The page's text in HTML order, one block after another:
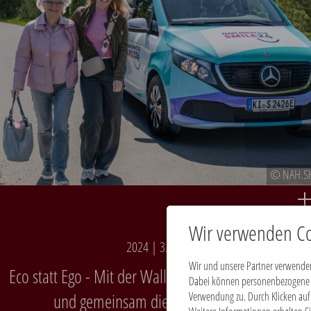
©
2024 | 3. Preis
Eco statt Ego - Mit der Wall of Change Wissen teilen
und gemeinsam die Welt verändern.
Wir verwenden
Wir und unsere Partner
Dabei können
Verwendung zu. Durch Klicken